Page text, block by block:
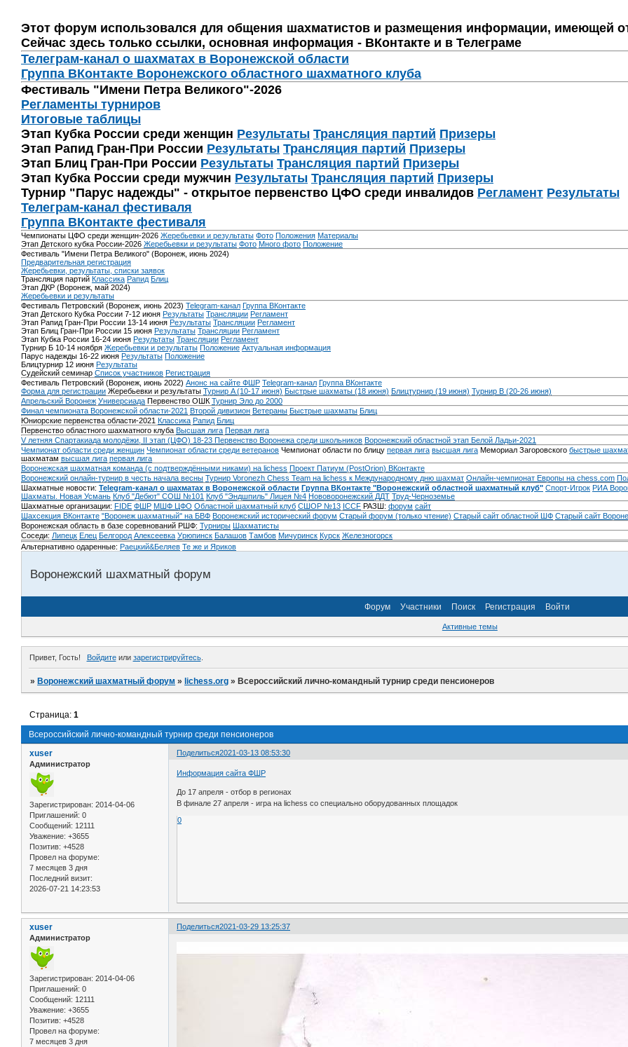
Этот форум использовался для общения шахматистов и размещения информации, имеющей
Сейчас здесь только ссылки, основная информация - ВКонтакте и в Телеграме
Телеграм-канал о шахматах в Воронежской области
Группа ВКонтакте Воронежского областного шахматного клуба
Фестиваль "Имени Петра Великого"-2026
Регламенты турниров
Итоговые таблицы
Этап Кубка России среди женщин Результаты Трансляция партий Призеры
Этап Рапид Гран-При России Результаты Трансляция партий Призеры
Этап Блиц Гран-При России Результаты Трансляция партий Призеры
Этап Кубка России среди мужчин Результаты Трансляция партий Призеры
Турнир "Парус надежды" - открытое первенство ЦФО среди инвалидов Регламент Результаты
Телеграм-канал фестиваля
Группа ВКонтакте фестиваля
Чемпионаты ЦФО среди женщин-2026 Жеребьевки и результаты Фото Положения Материалы
Этап Детского кубка России-2026 Жеребьевки и результаты Фото Много фото Положение
Фестиваль "Имени Петра Великого" (Воронеж, июнь 2024)
Предварительная регистрация
Жеребьевки, результаты, списки заявок
Трансляция партий Классика Рапид Блиц
Этап ДКР (Воронеж, май 2024)
Жеребьевки и результаты
Фестиваль Петровский (Воронеж, июнь 2023) Telegram-канал Группа ВКонтакте
Этап Детского Кубка России 7-12 июня Результаты Трансляции Регламент
Этап Рапид Гран-При России 13-14 июня Результаты Трансляции Регламент
Этап Блиц Гран-При России 15 июня Результаты Трансляции Регламент
Этап Кубка России 16-24 июня Результаты Трансляции Регламент
Турнир Б 10-14 ноября Жеребьевки и результаты Положение Актуальная информация
Парус надежды 16-22 июня Результаты Положение
Блицтурнир 12 июня Результаты
Судейский семинар Список участников Регистрация
Фестиваль Петровский (Воронеж, июнь 2022) Анонс на сайте ФШР Telegram-канал Группа ВКонтакте
Форма для регистрации Жеребьевки и результаты Турнир A (10-17 июня) Быстрые шахматы (18 июня) Блицтурнир (19 июня) Турнир B (20-26 июня)
Апрельский Воронеж Универсиада Первенство ОШК Турнир Эло до 2000
Финал чемпионата Воронежской области-2021 Второй дивизион Ветераны Быстрые шахматы Блиц
Юниорские первенства области-2021 Классика Рапид Блиц
Первенство областного шахматного клуба Высшая лига Первая лига
V летняя Спартакиада молодёжи, II этап (ЦФО) 18-23 Первенство Воронежа среди школьников Воронежский областной этап Белой Ладьи-2021
Чемпионат области среди женщин Чемпионат области среди ветеранов Чемпионат области по блицу первая лига высшая лига Мемориал Загоровского быстрые
шахматам высшая лига первая лига
Воронежская шахматная команда (с подтверждёнными никами) на lichess Проект Патиум (PostOrion) ВКонтакте
Воронежский онлайн-турнир в честь начала весны Турнир Voronezh Chess Team на lichess к Международному дню шахмат Онлайн-чемпионат Европы на chess.com
Шахматные новости: Telegram-канал о шахматах в Воронежской области Группа ВКонтакте "Воронежский областной шахматный клуб" Спорт-Игрок РИА
Шахматы. Новая Усмань Клуб "Дебют" СОШ №101 Клуб "Эндшпиль" Лицея №4 Нововоронежский ДДТ Труд-Черноземье
Шахматные организации: FIDE ФШР МШФ ЦФО Областной шахматный клуб СШОР №13 ICCF РАЗШ: форум сайт
Шахсекция ВКонтакте "Воронеж шахматный" на БВФ Воронежский исторический форум Cтарый форум (только чтение) Старый сайт областной ШФ Старый сайт
Воронежская область в базе соревнований РШФ: Турниры Шахматисты
Соседи: Липецк Елец Белгород Алексеевка Урюпинск Балашов Тамбов Мичуринск Курск Железногорск
Альтернативно одаренные: Раецкий&Беляев Те же и Яриков
Воронежский шахматный форум
Форум Участники Поиск Регистрация Войти
Активные темы
Привет, Гость! Войдитеили зарегистрируйтесь.
»Воронежский шахматный форум »lichess.org »Всероссийский лично-командный турнир среди пенсионеров
Всероссийский лично-командный турнир среди пенсионеров
Страница:1
Поделиться2021-03-13 08:53:30
xuser
Администратор
Зарегистрирован: 2014-04-06
Приглашений: 0
Сообщений: 12111
Уважение: +3655
Позитив: +4528
Провел на форуме:
7 месяцев 3 дня
Последний визит:
2026-07-21 14:23:53
Информация сайта ФШР
До 17 апреля - отбор в регионах
В финале 27 апреля - игра на lichess со специально оборудованных площадок
0
Поделиться2021-03-29 13:25:37
xuser
Администратор
Зарегистрирован: 2014-04-06
Приглашений: 0
Сообщений: 12111
Уважение: +3655
Позитив: +4528
Провел на форуме:
7 месяцев 3 дня